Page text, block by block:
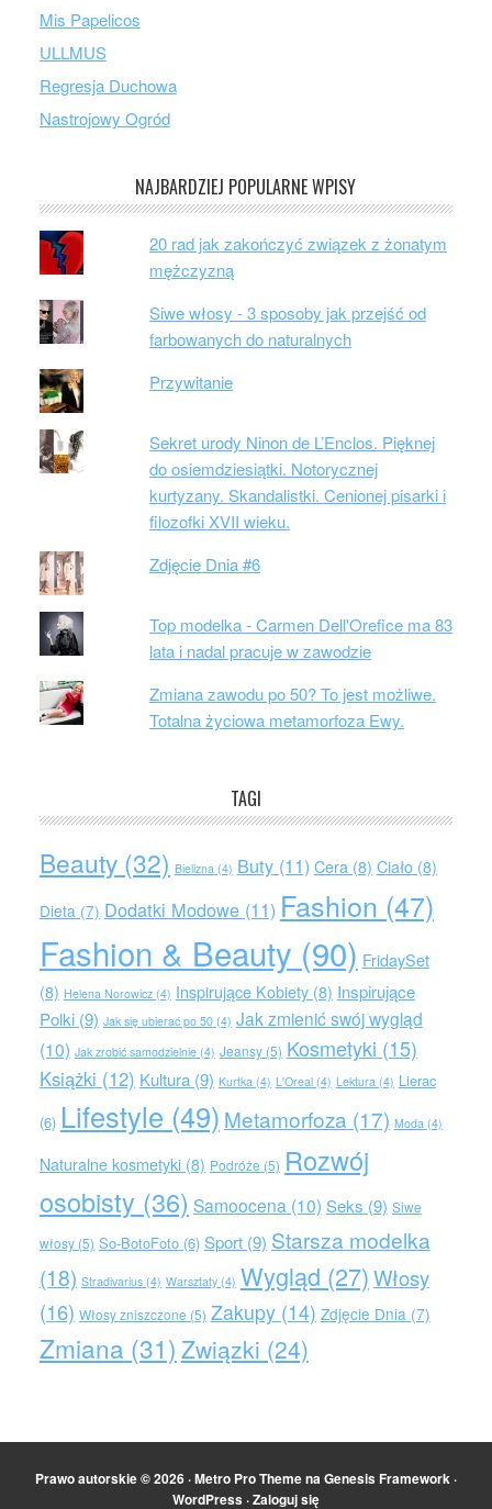
Mis Papelicos
ULLMUS
Regresja Duchowa
Nastrojowy Ogród
NAJBARDZIEJ POPULARNE WPISY
20 rad jak zakończyć związek z żonatym
mężczyzną
Siwe włosy - 3 sposoby jak przejść od
farbowanych do naturalnych
Przywitanie
Sekret urody Ninon de L’Enclos. Pięknej
do osiemdziesiątki. Notorycznej
kurtyzany. Skandalistki. Cenionej pisarki i
filozofki XVII wieku.
Zdjęcie Dnia #6
Top modelka - Carmen Dell'Orefice ma 83
lata i nadal pracuje w zawodzie
Zmiana zawodu po 50? To jest możliwe.
Totalna życiowa metamorfoza Ewy.
TAGI
Beauty(32) Bielizna(4) Buty(11) Cera(8) Ciało(8)
Dieta(7) Dodatki Modowe(11) Fashion (47)
Fashion & Beauty (90) FridaySet
(8) Helena Norowicz(4) Inspirujące Kobiety(8) Inspirujące
Polki(9) Jak się ubierać po 50(4) Jak zmienić swój wygląd
(10) Jak zrobić samodzielnie(4) Jeansy(5) Kosmetyki (15)
Książki (12) Kultura(9) Kurtka(4) L'Oreal(4) Lektura(4) Lierac
(6) Lifestyle (49) Metamorfoza (17) Moda(4)
Naturalne kosmetyki(8) Podróże (5) Rozwój
osobisty (36) Samoocena (10) Seks (9) Siwe
włosy(5) So-BotoFoto(6) Sport(9) Starsza modelka
(18) Stradivarius(4) Warsztaty(4) Wygląd (27)Włosy
(16) Włosy zniszczone (5) Zakupy(14) Zdjęcie Dnia(7)
Zmiana (31) Związki (24)
Prawo autorskie © 2026 ·Metro Pro ThemenaGenesis Framework ·
WordPress ·Zaloguj się